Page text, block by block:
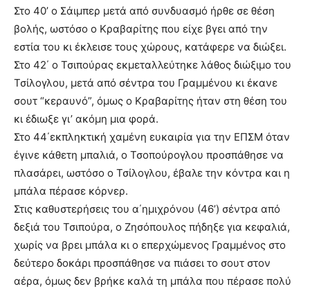
Στο 40’ ο Σάιμπερ μετά από συνδυασμό ήρθε σε θέση
βολής, ωστόσο ο Κραβαρίτης που είχε βγει από την
εστία του κι έκλεισε τους χώρους, κατάφερε να διώξει.
Στο 42΄ ο Τσιπούρας εκμεταλλεύτηκε λάθος διώξιμο του
Τσίλογλου, μετά από σέντρα του Γραμμένου κι έκανε
σουτ “κεραυνό”, όμως ο Κραβαρίτης ήταν στη θέση του
κι έδιωξε γι’ ακόμη μια φορά.
Στο 44΄εκπληκτική χαμένη ευκαιρία για την ΕΠΣΜ όταν
έγινε κάθετη μπαλιά, ο Τσοπούρογλου προσπάθησε να
πλασάρει, ωστόσο ο Τσίλογλου, έβαλε την κόντρα και η
μπάλα πέρασε κόρνερ.
Στις καθυστερήσεις του α΄ημιχρόνου (46’) σέντρα από
δεξιά του Τσιπούρα, ο Ζησόπουλος πήδηξε για κεφαλιά,
χωρίς να βρει μπάλα κι ο επερχώμενος Γραμμένος στο
δεύτερο δοκάρι προσπάθησε να πιάσει το σουτ στον
αέρα, όμως δεν βρήκε καλά τη μπάλα που πέρασε πολύ